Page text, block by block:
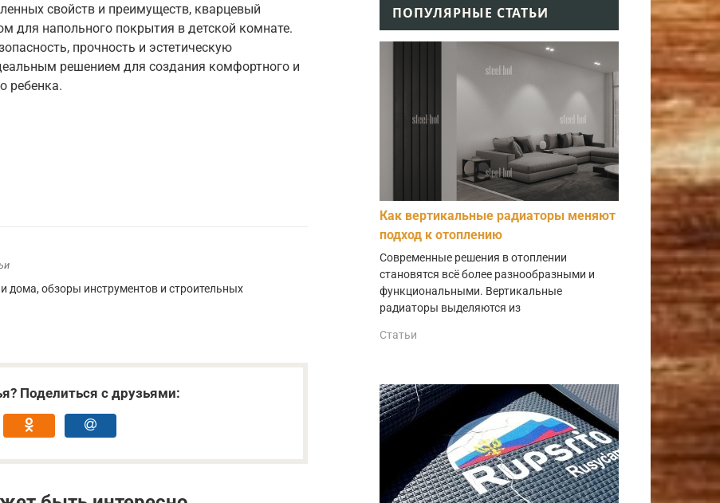
свойств и преимуществ, кварцевый
для напольного покрытия в детской комнате.
прочность и эстетическую
решением для создания комфортного и
ребенка.
дома, обзоры инструментов и строительных
Поделиться с друзьями:
ПОПУЛЯРНЫЕ СТАТЬИ
Как вертикальные радиаторы меняют
подход к отоплению
Современные решения в отоплении
становятся всё более разнообразными и
функциональными. Вертикальные
радиаторы выделяются из
Статьи